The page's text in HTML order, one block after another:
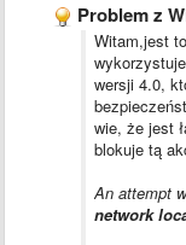
Problem z
Witam,jest
wersji 4.0,
wie, że jest
blokuje tą
An attempt
network